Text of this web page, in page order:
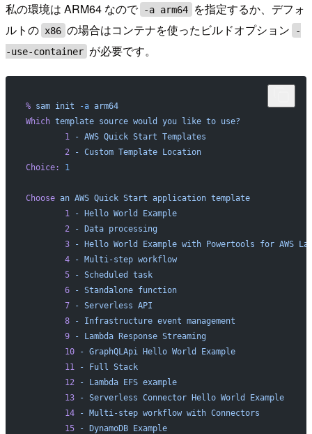
私の環境は ARM64 なので
-a arm64
を指定するか、デフォ
ルトの x86 の場合はコンテナを使ったビルドオプション
-
-use-container が必要です。
% sam init -a arm64
Which template source would you like to use?
        1
- AWS Quick Start Templates
        2
- Custom Template Location
Choice:
1
Choose an AWS Quick Start application template
        1
- Hello World
Example
        2
- Data processing
        3
- Hello World Example with Powertools for AWS
        4
- Multi-step workflow
        5
- Scheduled
task
        6
- Standalone function
        7
- Serverless API
        8
- Infrastructure event management
        9
- Lambda Response Streaming
        10
- GraphQLApi Hello World
Example
        11
- Full Stack
        12
- Lambda EFS example
        13
- Serverless Connector Hello World
Example
        14
- Multi-step workflow with Connectors
        15
- DynamoDB Example